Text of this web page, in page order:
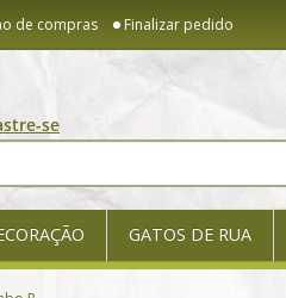
de compras Finalizar pedido
se
GATOS DE RUA